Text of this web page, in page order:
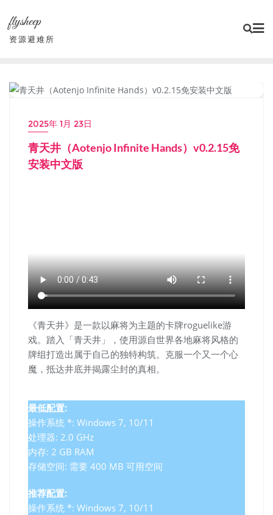
content
flysheep
资源避难所
2025年 1月 23日
青天井（Aotenjo Infinite Hands）v0.2.15免
安装中文版
《青天井》是一款以麻将为主题的卡牌roguelike游
戏。踏入「青天井」，使用源自世界各地麻将风格的
牌组打造出属于自己的独特构筑。克服一个又一个心
魔，抵达井底并揭露尘封的真相。
最低配置:
操作系统 *: Windows 7, 10/11
处理器: 2.0 GHz
内存: 2 GB RAM
存储空间: 需要 400 MB 可用空间
推荐配置:
操作系统 *: Windows 7, 10/11